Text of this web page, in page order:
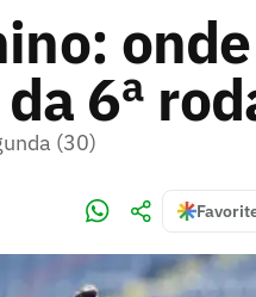
onde
6ª
(30)